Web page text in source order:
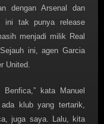
dengan Arsenal dan
ini tak punya release
menjadi milik Real
ini, agen Garcia
United.
kata Manuel
klub yang tertarik,
juga saya. Lalu, kita